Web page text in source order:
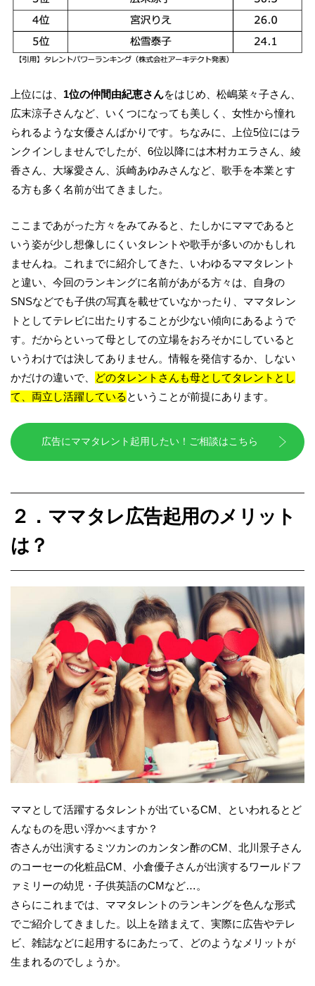
上位には、 1位の仲間由紀恵さんをはじめ、松嶋菜々子さん、
広末涼子さんなど、いくつになっても美しく、女性から憧れ
られるような女優さんばかりです。ちなみに、上位5位にはラ
ンクインしませんでしたが、6位以降には木村カエラさん、綾
香さん、大塚愛さん、浜崎あゆみさんなど、歌手を本業とす
る方も多く名前が出てきました。
ここまであがった方々をみてみると、たしかにママであると
いう姿が少し想像しにくいタレントや歌手が多いのかもしれ
ませんね。これまでに紹介してきた、いわゆるママタレント
と違い、今回のランキングに名前があがる方々は、自身の
SNSなどでも子供の写真を載せていなかったり、ママタレン
トとしてテレビに出たりすることが少ない傾向にあるようで
す。だからといって母としての立場をおろそかにしていると
いうわけでは決してありません。情報を発信するか、しない
かだけの違いで、
どのタレントさんも母としてタレントとし
て、両立し活躍している ということが前提にあります。
広告にママタレント起用したい！ご相談はこちら
２．ママタレ広告起用のメリット
は？
ママとして活躍するタレントが出ているCM、といわれるとど
んなものを思い浮かべますか？
杏さんが出演するミツカンのカンタン酢のCM、北川景子さん
のコーセーの化粧品CM、小倉優子さんが出演するワールドフ
ァミリーの幼児・子供英語のCMなど…。
さらにこれまでは、ママタレントのランキングを色んな形式
でご紹介してきました。以上を踏まえて、実際に広告やテレ
ビ、雑誌などに起用するにあたって、どのようなメリットが
生まれるのでしょうか。